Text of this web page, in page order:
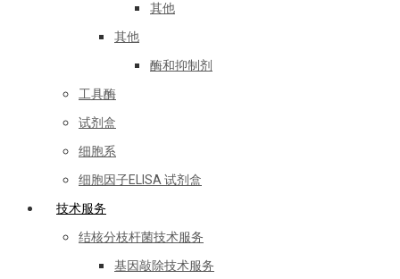
其他
其他
酶和抑制剂
工具酶
试剂盒
细胞系
细胞因子ELISA 试剂盒
技术服务
结核分枝杆菌技术服务
基因敲除技术服务